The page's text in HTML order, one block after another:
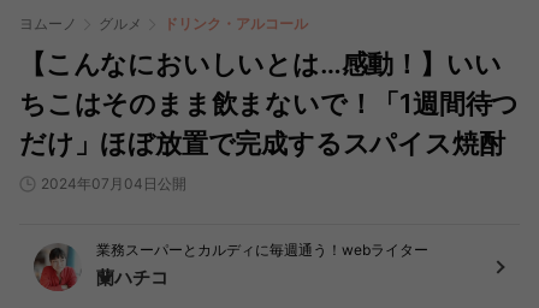
ヨムーノ グルメ ドリンク・アルコール
【こんなにおいしいとは…感動！】いい
ちこはそのまま飲まないで！「1週間待つ
だけ」ほぼ放置で完成するスパイス焼酎
2024年07月04日公開
業務スーパーとカルディに毎週通う！webライター
蘭ハチコ